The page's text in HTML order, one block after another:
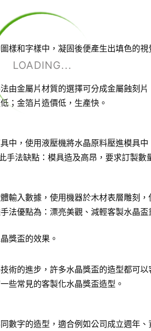
LOADING...
和字樣中，凝固後便產生出填色的
金屬片材質的選擇可分成金屬蝕刻
；金箔片造價低，生產快。
，使用液壓機將水晶原料壓進模具
法缺點：模具造及高昂，要求訂製數
入數據，使用機器於木材表層雕刻
法優點為：漂亮美觀、減輕客製水晶盃
獎盃的效果。
的進步，許多水晶獎盃的造型都可
些常見的客製化水晶獎盃造型。
字的造型，適合例如公司成立週年